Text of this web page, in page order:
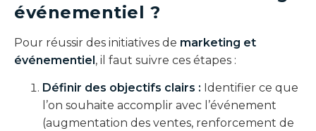
événementiel ?
Pour réussir des initiatives de marketing et
événementiel, il faut suivre ces étapes :
Définir des objectifs clairs : Identifier ce que
l’on souhaite accomplir avec l’événement
(augmentation des ventes, renforcement de